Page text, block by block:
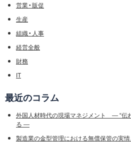
営業・販促
生産
組織・人事
経営全般
財務
IT
最近のコラム
外国人材時代の現場マネジメント ― “伝
る ―
製造業の金型管理における無償保管の実